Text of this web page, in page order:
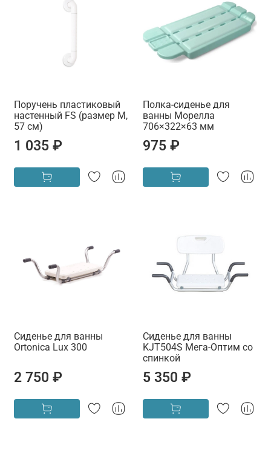
Поручень пластиковый
настенный FS (размер M,
57 см)
1 035 ₽
Полка-сиденье для
ванны Морелла
706×322×63 мм
975 ₽
Сиденье для ванны
Ortonica Lux 300
2 750 ₽
Сиденье для ванны
KJT504S Мега-Оптим со
спинкой
5 350 ₽